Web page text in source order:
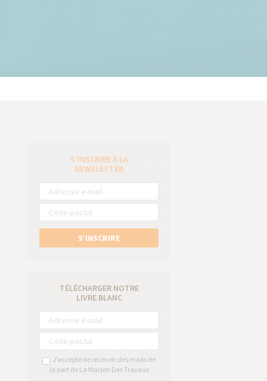
S’INSCRIRE À LA
NEWSLETTER
S’INSCRIRE
TÉLÉCHARGER NOTRE
LIVRE BLANC
J’accepte de recevoir des mails de
la part de La Maison Des Travaux